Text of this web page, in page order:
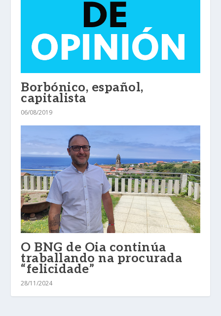
Borbónico, español,
capitalista
06/08/2019
O BNG de Oia continúa
traballando na procurada
“felicidade”
28/11/2024